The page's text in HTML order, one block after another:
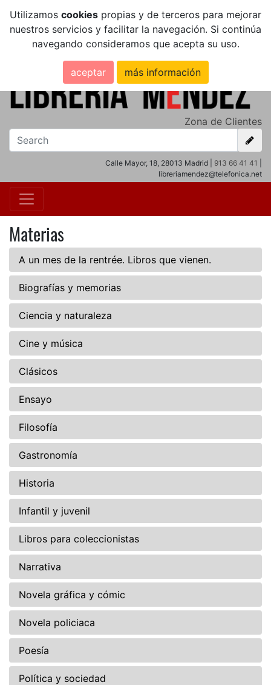
Utilizamos cookies propias y de terceros para mejorar
nuestros servicios y facilitar la navegación. Si continúa
navegando consideramos que acepta su uso.
aceptar más información
Zona de Clientes
Calle Mayor, 18, 28013 Madrid | 913 66 41 41
libreriamendez@telefonica.net
Materias
A un mes de la rentrée. Libros que vienen.
Biografías y memorias
Ciencia y naturaleza
Cine y música
Clásicos
Ensayo
Filosofía
Gastronomía
Historia
Infantil y juvenil
Libros para coleccionistas
Narrativa
Novela gráfica y cómic
Novela policiaca
Poesía
Política y sociedad